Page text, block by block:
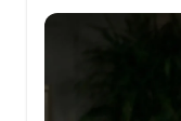
Skyone